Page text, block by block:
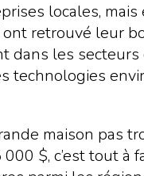
locales,
retrouvé leur
les
technologies
maison pas
$, c’est tout à